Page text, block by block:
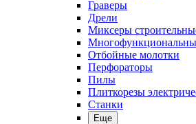
Граверы
Дрели
Миксеры
Отбойные молотки
Перфораторы
Пилы
Плиткорезы
Станки
Еще